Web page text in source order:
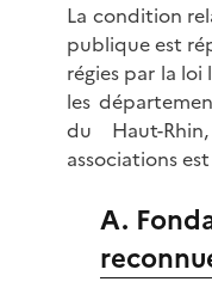
La condition
publique est
régies par la
les
du Haut-
associations
A.